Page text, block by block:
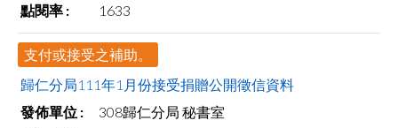
1633
支付或接受之補助。
歸仁分局111年1月份接受捐贈公開徵信資料
308歸仁分局 秘書室